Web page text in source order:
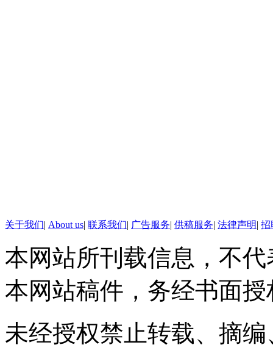
解说：
这位哥们一上地铁，就像在
人占了3个座位。左手托着座
边的女乘客非常无奈，实在不
了一会儿，这位搓脚哥更加猖
关于我们| About us| 联系我们| 广告服务| 供稿服务| 法律声明| 招
本网站所刊载信息，不
本网站稿件，务经书面授
未经授权禁止转载、摘